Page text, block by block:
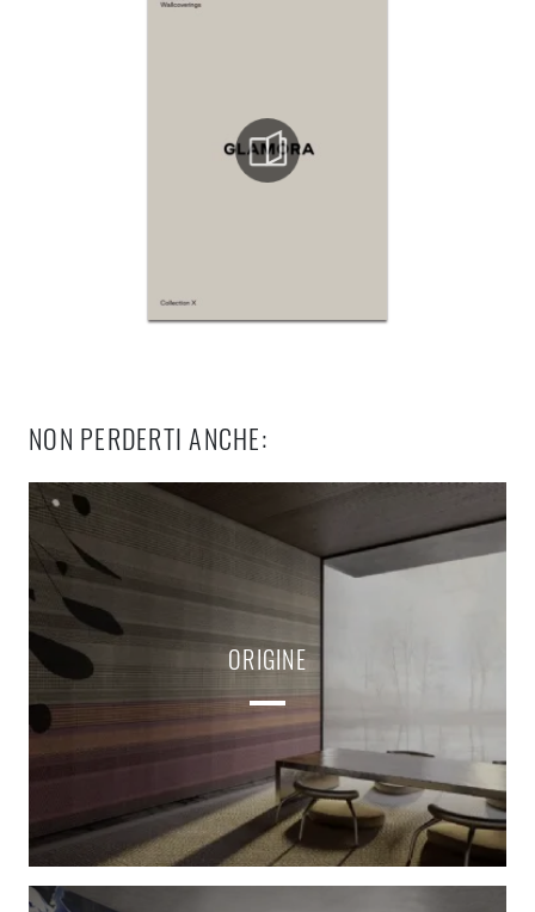
NON PERDERTI ANCHE:
ORIGINE